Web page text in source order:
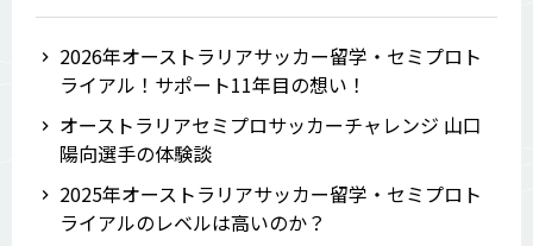
2026年オーストラリアサッカー留学・セミプロト
ライアル！サポート11年目の想い！
オーストラリアセミプロサッカーチャレンジ 山口
陽向選手の体験談
2025年オーストラリアサッカー留学・セミプロト
ライアルのレベルは高いのか？